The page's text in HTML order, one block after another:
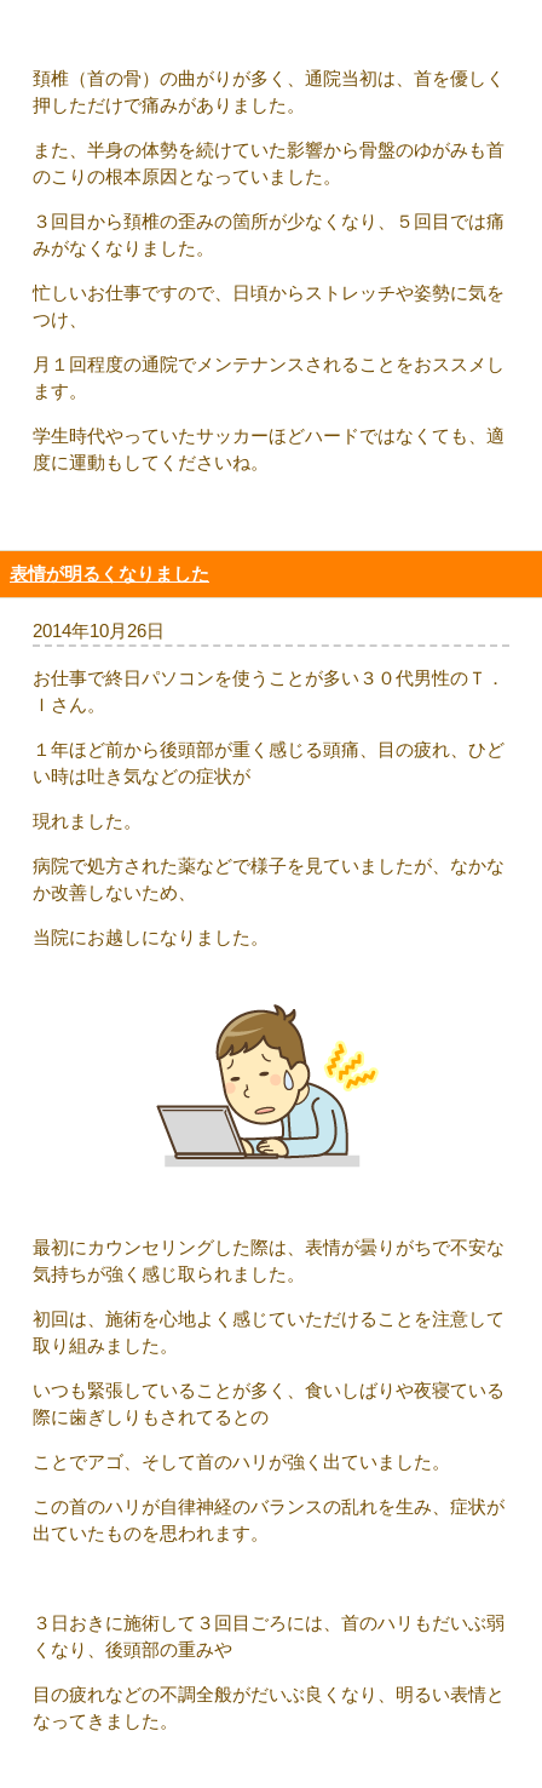
頚椎（首の骨）の曲がりが多く、通院当初は、首を優しく
押しただけで痛みがありました。
また、半身の体勢を続けていた影響から骨盤のゆがみも首
のこりの根本原因となっていました。
３回目から頚椎の歪みの箇所が少なくなり、５回目では痛
みがなくなりました。
忙しいお仕事ですので、日頃からストレッチや姿勢に気を
つけ、
月１回程度の通院でメンテナンスされることをおススメし
ます。
学生時代やっていたサッカーほどハードではなくても、適
度に運動もしてくださいね。
表情が明るくなりました
2014年10月26日
お仕事で終日パソコンを使うことが多い３０代男性のＴ．
Ｉさん。
１年ほど前から後頭部が重く感じる頭痛、目の疲れ、ひど
い時は吐き気などの症状が
現れました。
病院で処方された薬などで様子を見ていましたが、なかな
か改善しないため、
当院にお越しになりました。
最初にカウンセリングした際は、表情が曇りがちで不安な
気持ちが強く感じ取られました。
初回は、施術を心地よく感じていただけることを注意して
取り組みました。
いつも緊張していることが多く、食いしばりや夜寝ている
際に歯ぎしりもされてるとの
ことでアゴ、そして首のハリが強く出ていました。
この首のハリが自律神経のバランスの乱れを生み、症状が
出ていたものを思われます。
３日おきに施術して３回目ごろには、首のハリもだいぶ弱
くなり、後頭部の重みや
目の疲れなどの不調全般がだいぶ良くなり、明るい表情と
なってきました。